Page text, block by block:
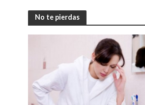
No te pierdas